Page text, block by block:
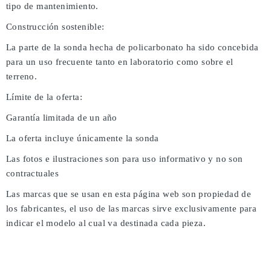
tipo de mantenimiento.
Construcción sostenible:
La parte de la sonda hecha de policarbonato ha sido concebida
para un uso frecuente tanto en laboratorio como sobre el
terreno.
Límite de la oferta:
Garantía limitada de un año
La oferta incluye únicamente la sonda
Las fotos e ilustraciones son para uso informativo y no son
contractuales
Las marcas que se usan en esta página web son propiedad de
los fabricantes, el uso de las marcas sirve exclusivamente para
indicar el modelo al cual va destinada cada pieza.